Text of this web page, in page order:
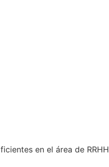
en el área de RRHH